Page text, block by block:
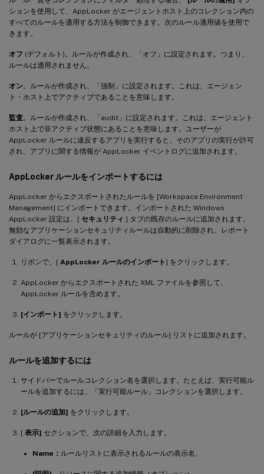
ションを使用して、AppLocker がエージェントホスト上のコレクション内の
すべてのルールを適用する方法を制御できます。次のルール適用値を使用で
きます。
オフ (デフォルト)。ルールが作成され、「オフ」に設定されます。つまり、
ルールは適用されません。
オン。ルールが作成され、「強制」に設定されます。これは、エージェン
ト・ホスト上でアクティブであることを意味します。
監査。ルールが作成され、「audit」に設定されます。これは、エージェント
ホスト上で非アクティブ状態にあることを意味します。ユーザーが
AppLocker ルールに違反するアプリを実行すると、そのアプリの実行が許可
され、アプリに関する情報が AppLocker イベントログに追加されます。
AppLocker ルールをインポートするには
AppLocker からエクスポートされたルールを [Workspace Environment
Management] にインポートできます。インポートされた Windows
AppLocker 設定は、[ セキュリティ ] タブの既存のルールに追加されます。
無効なアプリケーションセキュリティルールは自動的に削除され、レポート
ダイアログに一覧表示されます。
リボンで、[ AppLocker ルールのインポート ] をクリックします。
AppLocker からエクスポートされた XML ファイルを参照して、
AppLocker ルールを含めます。
[インポート] をクリックします。
ルールが [アプリケーションセキュリティのルール] リストに追加されます。
ルールを追加するには
サイドバーでルールコレクション名を選択します。たとえば、実行可能ル
ールを追加するには、「実行可能ルール」コレクションを選択します。
[ルールの追加] をクリックします。
[ 表示] セクションで、次の詳細を入力します。
Name： ルールリストに表示されるルールの表示名。